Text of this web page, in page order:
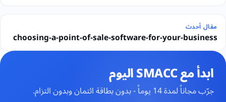
مقال أحدث
choosing-a-point-of-sale-software-for-your-business
ابدأ مع SMACC اليوم
جرّب مجاناً لمدة 14 يوماً - بدون بطاقة ائتمان وبدون التزام.